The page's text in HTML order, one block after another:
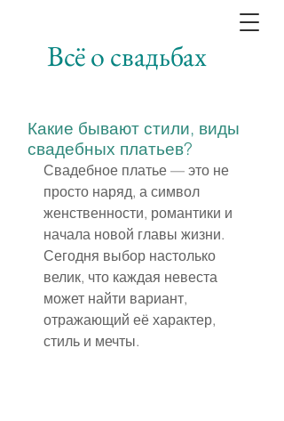
Всё о свадьбах
Какие бывают стили, виды
свадебных платьев?
Свадебное платье — это не
просто наряд, а символ
женственности, романтики и
начала новой главы жизни.
Сегодня выбор настолько
велик, что каждая невеста
может найти вариант,
отражающий её характер,
стиль и мечты.